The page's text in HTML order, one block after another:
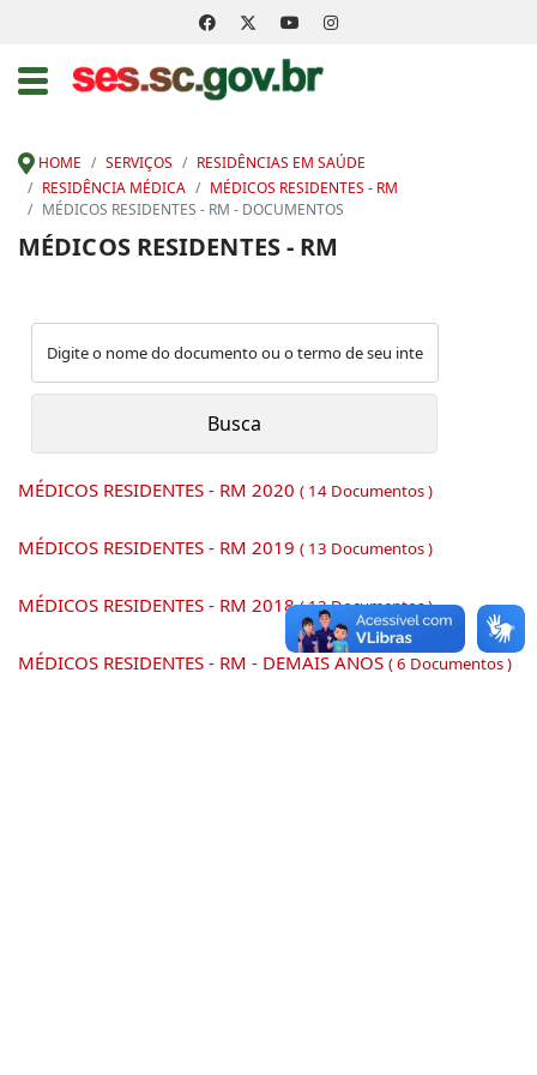
HOME SERVIÇOS
RESIDÊNCIAS EM SAÚDE
RESIDÊNCIA MÉDICA
MÉDICOS RESIDENTES - RM
MÉDICOS RESIDENTES - RM - DOCUMENTOS
MÉDICOS RESIDENTES - RM
MÉDICOS RESIDENTES - RM 2020 ( 14 Documentos )
MÉDICOS RESIDENTES - RM 2019 ( 13 Documentos )
MÉDICOS RESIDENTES - RM 2018( 12 Documentos )
MÉDICOS RESIDENTES - RM - DEMAIS ANOS ( 6 Documentos )